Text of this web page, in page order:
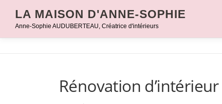
LA MAISON D'ANNE-SOPHIE
Anne-Sophie AUDUBERTEAU, Créatrice d'intérieurs
Rénovation